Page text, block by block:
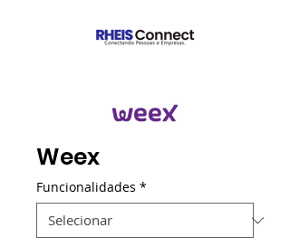
Weex
Funcionalidades *